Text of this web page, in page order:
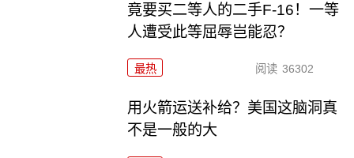
竟要买二等人的二手F-16！一等
人遭受此等屈辱岂能忍？
最热 阅读 36302
用火箭运送补给？美国这脑洞真
不是一般的大